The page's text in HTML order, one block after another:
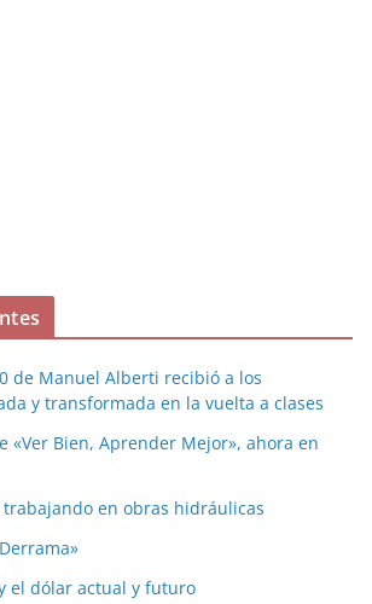
de Manuel Alberti recibió a los
y transformada en la vuelta a clases
«Ver Bien, Aprender Mejor», ahora en
en obras hidráulicas
el dólar actual y futuro